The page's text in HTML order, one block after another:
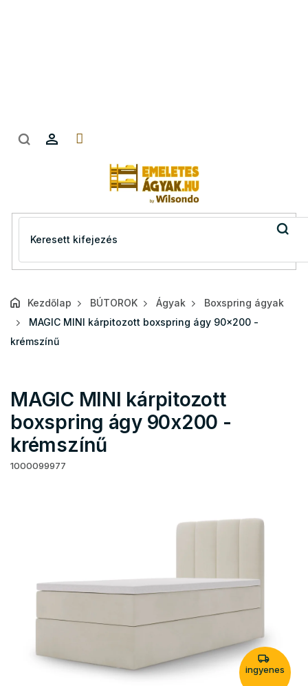
Kezdőlap BÚTOROK Ágyak
Boxspring ágyak
MAGIC MINI kárpitozott boxspring ágy 90x200 -
krémszínű
MAGIC MINI kárpitozott
boxspring ágy 90x200 -
krémszínű
1000099977
ingyenes